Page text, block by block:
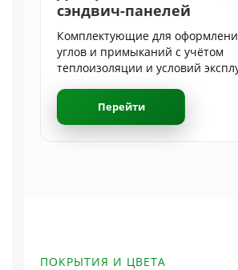
сэндвич-панелей
Комплектующие для
углов и примыканий с учётом
теплоизоляции и условий
Перейти
ПОКРЫТИЯ И ЦВЕТА